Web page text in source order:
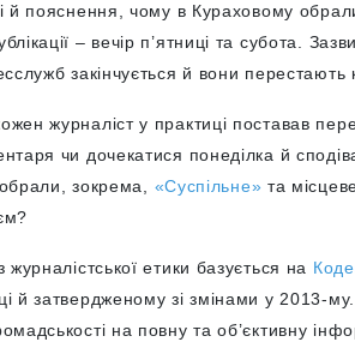
й пояснення, чому в Кураховому
– вечір п’ятниці та субота.
закінчується й вони перестають
журналіст у практиці поставав
чи дочекатися понеділка й
зокрема, «Суспільне» та
журналістської етики базується на
й затвердженому зі змінами у 2013-
на повну та об’єктивну